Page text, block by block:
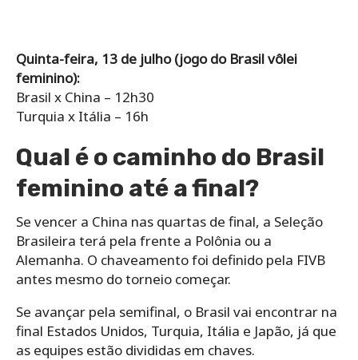
Quinta-feira, 13 de julho (jogo do Brasil vôlei
feminino):
Brasil x China – 12h30
Turquia x Itália – 16h
Qual é o caminho do Brasil
feminino até a final?
Se vencer a China nas quartas de final, a Seleção
Brasileira terá pela frente a Polônia ou a
Alemanha. O chaveamento foi definido pela FIVB
antes mesmo do torneio começar.
Se avançar pela semifinal, o Brasil vai encontrar na
final Estados Unidos, Turquia, Itália e Japão, já que
as equipes estão divididas em chaves.